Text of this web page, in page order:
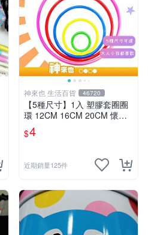
神來也 生活百貨 46720
【5種尺寸】1入 塑膠套圈圈
環 12CM 16CM 20CM 懷舊
童玩 兒童玩具 夜市套圈圈 塑
膠套環 遊戲道具 套環
$4
近期銷量125件